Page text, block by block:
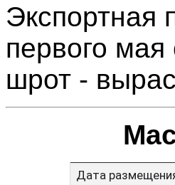
Экспортная
первого
шрот -
Дата